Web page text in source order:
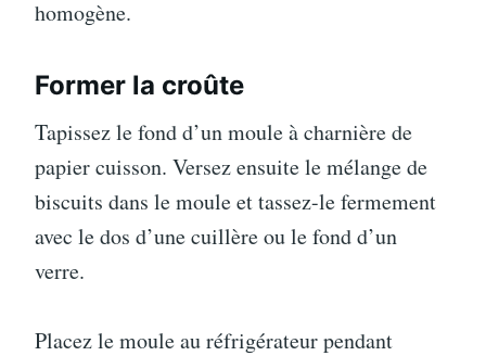
homogène.
Former la croûte
Tapissez le fond d’un moule à charnière de
papier cuisson. Versez ensuite le mélange de
biscuits dans le moule et tassez-le fermement
avec le dos d’une cuillère ou le fond d’un
verre.
Placez le moule au réfrigérateur pendant